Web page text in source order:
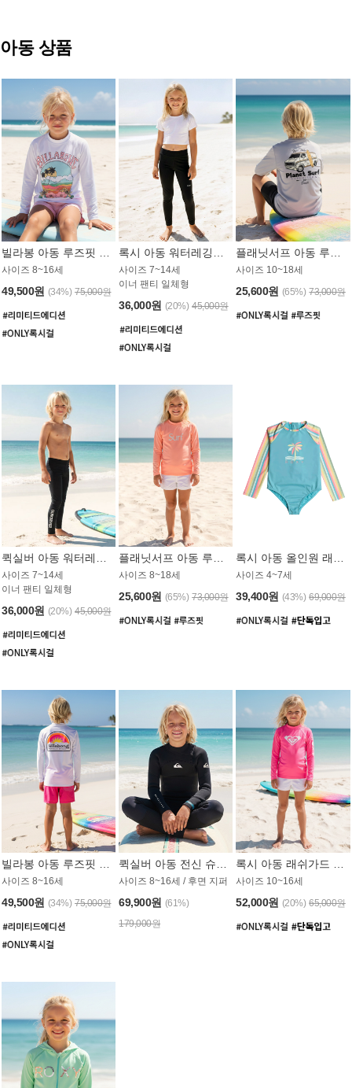
아동 상품
사이즈 8~16세
49,500원 (34%) 75,000원
사이즈 7~14세
이너 팬티 일체형
36,000원 (20%) 45,000원
사이즈 10~18세
25,600원 (65%) 73,000원
사이즈 7~14세
이너 팬티 일체형
36,000원 (20%) 45,000원
사이즈 8~18세
25,600원 (65%) 73,000원
사이즈 4~7세
39,400원 (43%) 69,000원
사이즈 8~16세
49,500원 (34%) 75,000원
사이즈 8~16세 / 후면 지퍼
69,900원 (61%)
179,000원
사이즈 10~16세
52,000원 (20%) 65,000원